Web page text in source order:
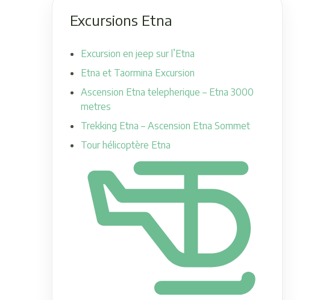
Excursions Etna
Excursion en jeep sur l’Etna
Etna et Taormina Excursion
Ascension Etna telepherique – Etna 3000
metres
Trekking Etna – Ascension Etna Sommet
Tour hélicoptère Etna